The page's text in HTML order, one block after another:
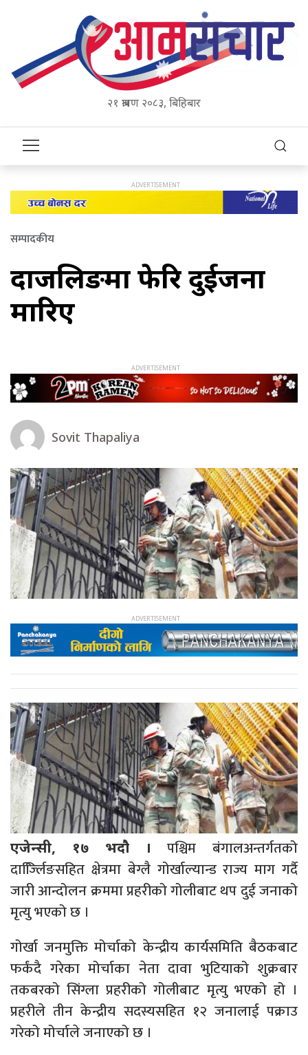
२१ श्रावण २०८३, बिहिबार
सम्पादकीय
दार्जिलिङमा फेरि दुईजना
मारिए
Sovit Thapaliya
एजेन्सी, १७ भदौ ।
पश्चिम बंगालअन्तर्गतको
दार्ज्लििङसहित क्षेत्रमा बेग्लै गोर्खाल्यान्ड राज्य माग गर्दै
जारी आन्दोलन क्रममा प्रहरीको गोलीबाट थप दुई जनाको
मृत्यु भएको छ ।
गोर्खा जनमुक्ति मोर्चाको केन्द्रीय कार्यसमिति बैठकबाट
फर्कंदै गरेका मोर्चाका नेता दावा भुटियाको शुक्रबार
तकबरको सिंग्ला प्रहरीको गोलीबाट मृत्यु भएको हो ।
प्रहरीले तीन केन्द्रीय सदस्यसहित १२ जनालाई पक्राउ
गरेको मोर्चाले जनाएको छ ।